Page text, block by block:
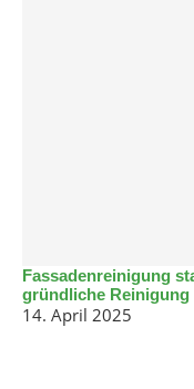
Fassadenreinigung
gründliche
14. April 2025